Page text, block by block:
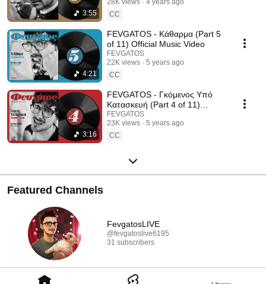
3:55
CC
4:21
FEVGATOS - Κάθαρμα (Part 5
of 11) Official Music Video
FEVGATOS
22K views
5 years ago
CC
3:16
FEVGATOS - Γκόμενος Υπό
Κατασκευή (Part 4 of 11)
Official Music Video
FEVGATOS
23K views
5 years ago
CC
Featured Channels
FevgatosLIVE
@fevgatoslive6195
31 subscribers